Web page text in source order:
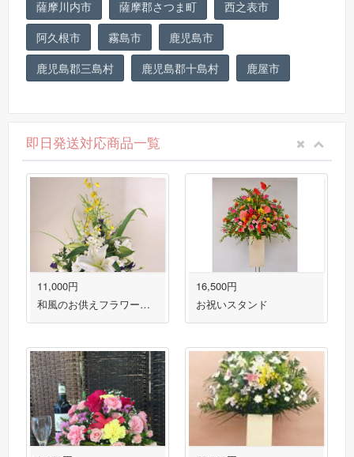
薩摩川内市
薩摩郡さつま町
西之表市
阿久根市
霧島市
鹿児島市
鹿児島郡三島村
鹿児島郡十島村 鹿屋市
即日発送対応商品一覧
11,000円
和風のお供えフラワーアレンジメント 送料無料！
16,500円
お祝いスタンド